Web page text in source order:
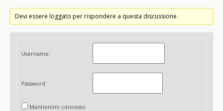
Devi essere loggato per rispondere a questa discussione.
Username:
Password:
Mantienimi connesso